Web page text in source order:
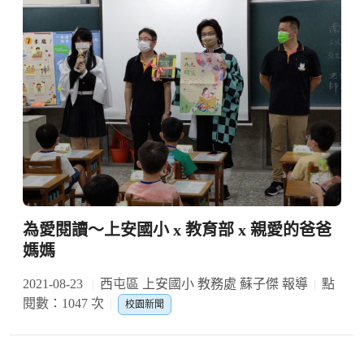
為愛閱讀～上安國小 x 教育部 x 親愛的爸爸
媽媽
2021-08-23 西屯區 上安國小 教務處 蘇子傑 報導
點
閱數：1047 次
校園新聞